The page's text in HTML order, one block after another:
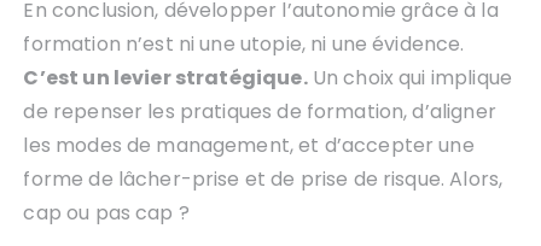
En conclusion, développer l’autonomie grâce à la
formation n’est ni une utopie, ni une évidence.
C’est un levier stratégique.Un choix qui implique
de repenser les pratiques de formation, d’aligner
les modes de management, et d’accepter une
forme de lâcher-prise et de prise de risque. Alors,
cap ou pas cap ?